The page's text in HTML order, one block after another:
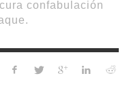
confabulación